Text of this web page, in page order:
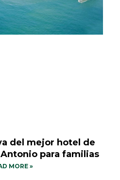
del mejor hotel de
para familias
MORE »